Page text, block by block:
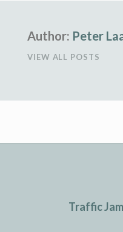
Author: Peter
VIEW ALL POSTS
Traffic